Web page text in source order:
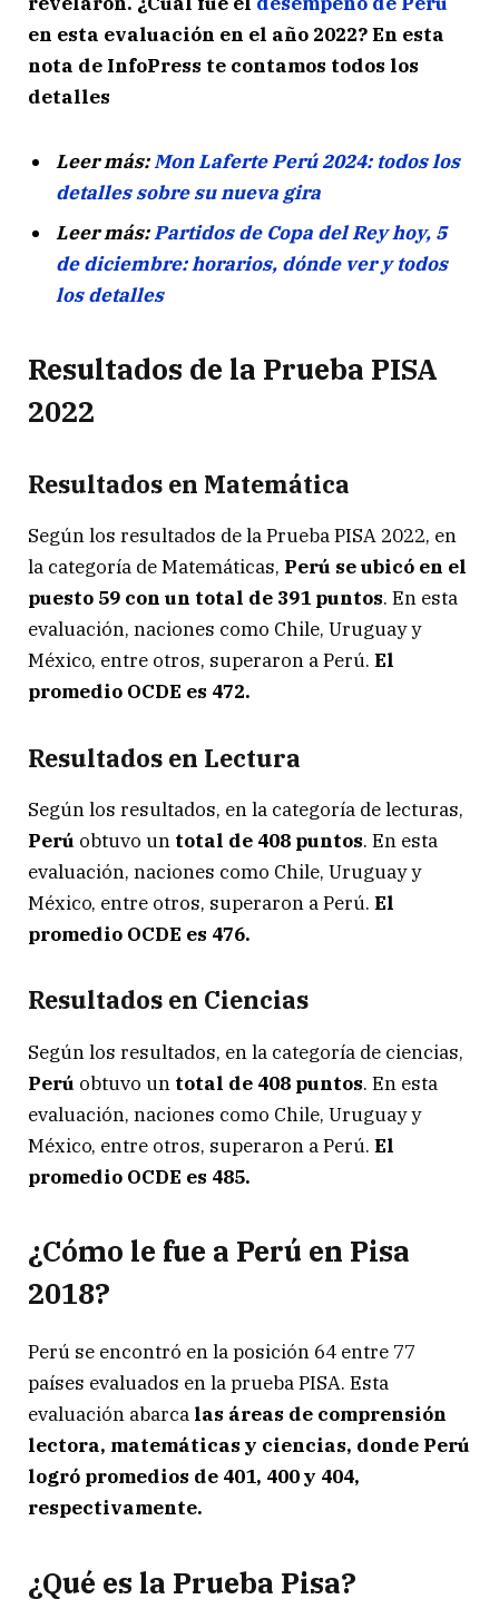
en esta evaluación en el año 2022? En esta
nota de InfoPress te contamos todos los
detalles
Leer más:Mon Laferte Perú 2024: todos los
detalles sobre su nueva gira
Leer más:Partidos de Copa del Rey hoy, 5
de diciembre: horarios, dónde ver y todos
los detalles
Resultados de la Prueba PISA
2022
Resultados en Matemática
Según los resultados de la Prueba PISA 2022, en
la categoría de Matemáticas, Perú se ubicó en el
puesto 59 con un total de 391 puntos. En esta
evaluación, naciones como Chile, Uruguay y
México, entre otros, superaron a Perú. El
promedio OCDE es 472.
Resultados en Lectura
Según los resultados, en la categoría de lecturas,
Perú obtuvo un total de 408 puntos. En esta
evaluación, naciones como Chile, Uruguay y
México, entre otros, superaron a Perú. El
promedio OCDE es 476.
Resultados en Ciencias
Según los resultados, en la categoría de ciencias,
Perú obtuvo un total de 408 puntos. En esta
evaluación, naciones como Chile, Uruguay y
México, entre otros, superaron a Perú. El
promedio OCDE es 485.
¿Cómo le fue a Perú en Pisa
2018?
Perú se encontró en la posición 64 entre 77
países evaluados en la prueba PISA. Esta
evaluación abarca las áreas de comprensión
lectora, matemáticas y ciencias, donde Perú
logró promedios de 401, 400 y 404,
respectivamente.
¿Qué es la Prueba Pisa?